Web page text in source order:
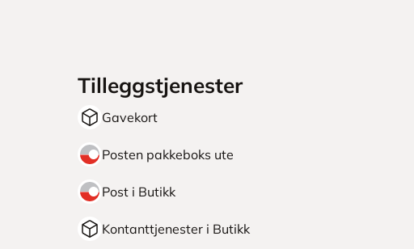
Tilleggstjenester
Gavekort
Posten pakkeboks ute
Post i Butikk
Kontanttjenester i Butikk